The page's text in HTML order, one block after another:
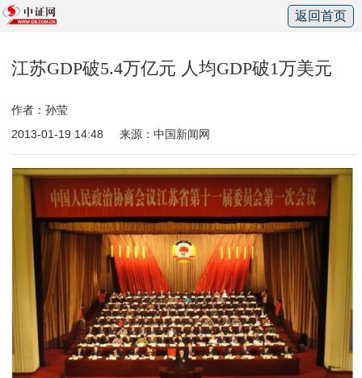
返回首页
江苏GDP破5.4万亿元 人均GDP破1万美元
作者：孙莹
2013-01-19 14:48
来源：中国新闻网